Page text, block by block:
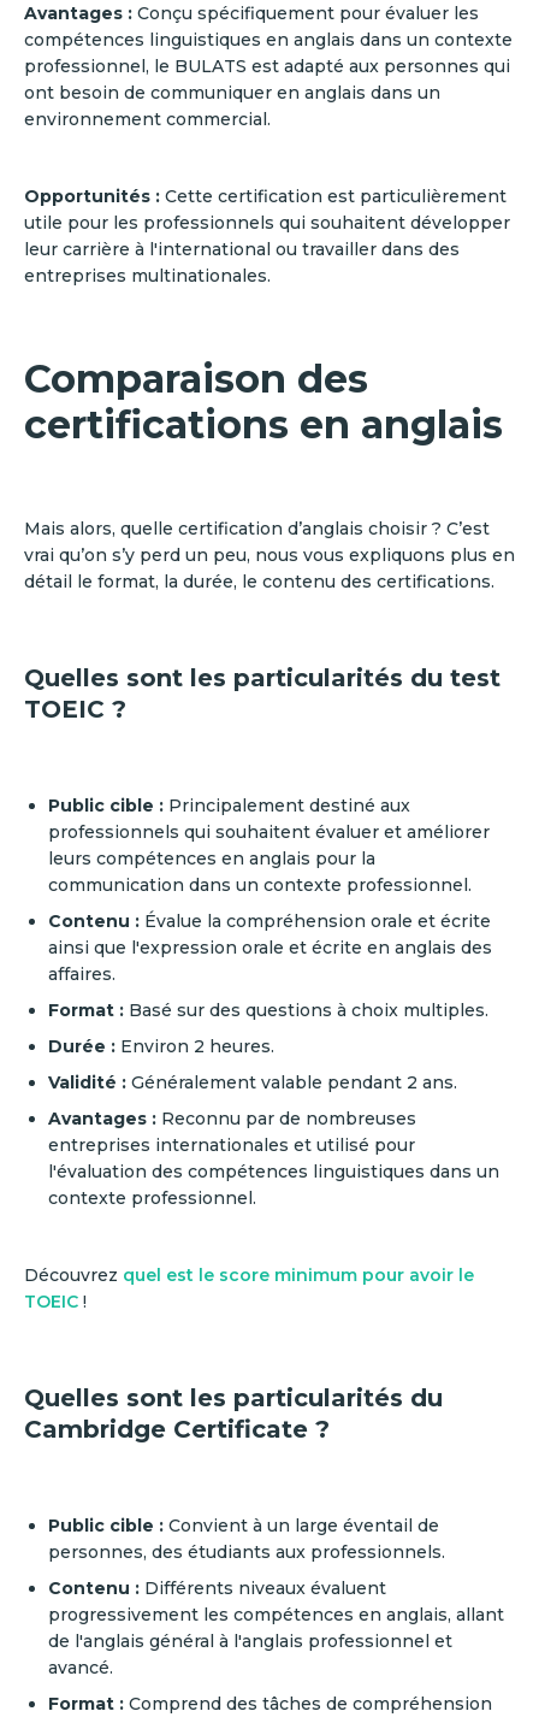
Avantages : Conçu spécifiquement pour évaluer les
compétences linguistiques en anglais dans un contexte
professionnel, le BULATS est adapté aux personnes qui
ont besoin de communiquer en anglais dans un
environnement commercial.
Opportunités : Cette certification est particulièrement
utile pour les professionnels qui souhaitent développer
leur carrière à l'international ou travailler dans des
entreprises multinationales.
Comparaison des
certifications en anglais
Mais alors, quelle certification d’anglais choisir ? C’est
vrai qu’on s’y perd un peu, nous vous expliquons plus en
détail le format, la durée, le contenu des certifications.
Quelles sont les particularités du test
TOEIC ?
Public cible : Principalement destiné aux
professionnels qui souhaitent évaluer et améliorer
leurs compétences en anglais pour la
communication dans un contexte professionnel.
Contenu : Évalue la compréhension orale et écrite
ainsi que l'expression orale et écrite en anglais des
affaires.
Format : Basé sur des questions à choix multiples.
Durée : Environ 2 heures.
Validité : Généralement valable pendant 2 ans.
Avantages : Reconnu par de nombreuses
entreprises internationales et utilisé pour
l'évaluation des compétences linguistiques dans un
contexte professionnel.
Découvrez quel est le score minimum pour avoir le
TOEIC !
Quelles sont les particularités du
Cambridge Certificate ?
Public cible : Convient à un large éventail de
personnes, des étudiants aux professionnels.
Contenu : Différents niveaux évaluent
progressivement les compétences en anglais, allant
de l'anglais général à l'anglais professionnel et
avancé.
Format : Comprend des tâches de compréhension